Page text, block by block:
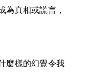
為真相或謊言，
麼樣的幻覺令我